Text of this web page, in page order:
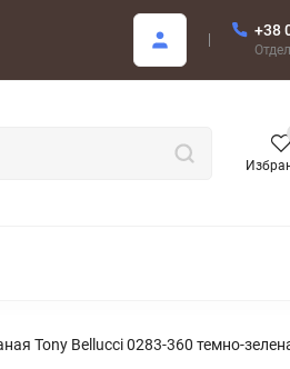
+38
Tony Bellucci 0283-360 темно-